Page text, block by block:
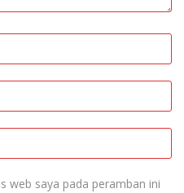
web saya pada peramban ini